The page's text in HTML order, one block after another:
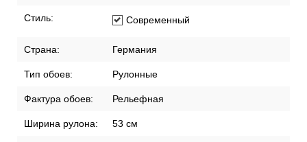
Стиль: Современный
Страна: Германия
Тип обоев: Рулонные
Фактура обоев: Рельефная
Ширина рулона: 53 см